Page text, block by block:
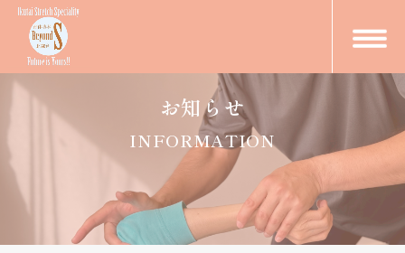
INFORMATION
お知らせ